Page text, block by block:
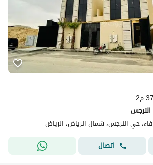
م2
حي النرجس، شمال الرياض، الرياض
اتصال